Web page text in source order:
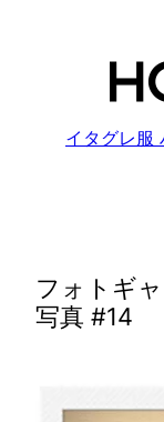
イタグレ服
フォトギ
写真 #14